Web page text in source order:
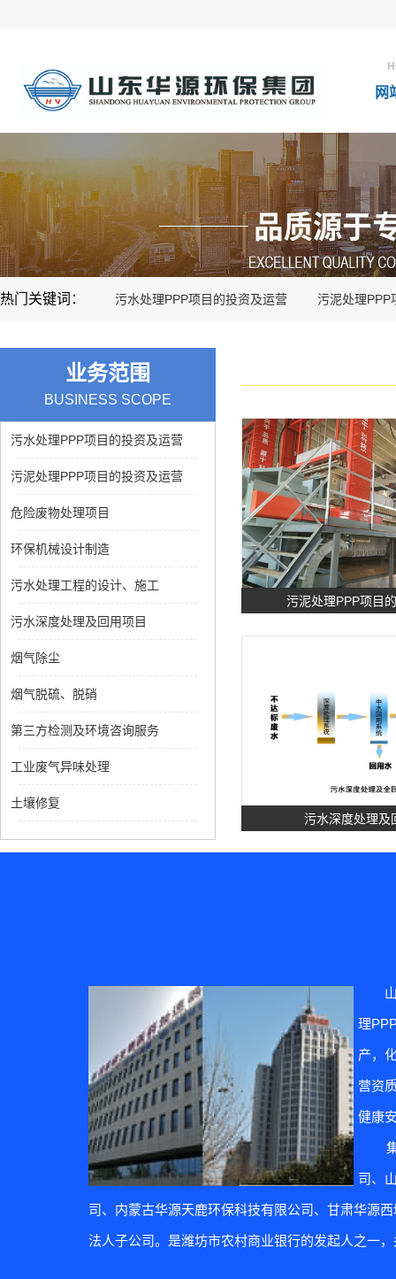
网
热门关键词： 污水处理PPP项目的投资及运营 污泥处理PPP
业务范围
BUSINESS SCOPE
污水处理PPP项目的投资及运营
污泥处理PPP项目的投资及运营
危险废物处理项目
环保机械设计制造
污水处理工程的设计、施工
污水深度处理及回用项目
烟气除尘
烟气脱硫、脱硝
第三方检测及环境咨询服务
工业废气异味处理
土壤修复
污泥处理PPP项目
污水深度处理及
土壤修复
理
产，
营资
健康
集团
司、
司、内蒙古华源天鹿环保科技有限公司、甘肃华源
法人子公司。是潍坊市农村商业银行的发起人之一